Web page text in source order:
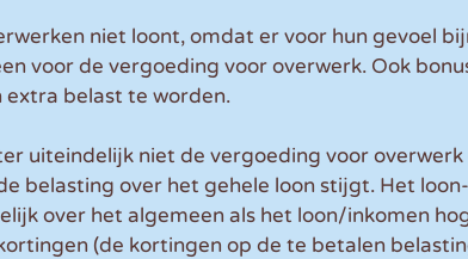
niet loont, omdat er voor hun gevoel
voor de vergoeding voor overwerk. Ook
belast te worden.
uiteindelijk niet de vergoeding voor overwerk
belasting over het gehele loon stijgt. Het
over het algemeen als het loon/inkomen
(de kortingen op de te betalen